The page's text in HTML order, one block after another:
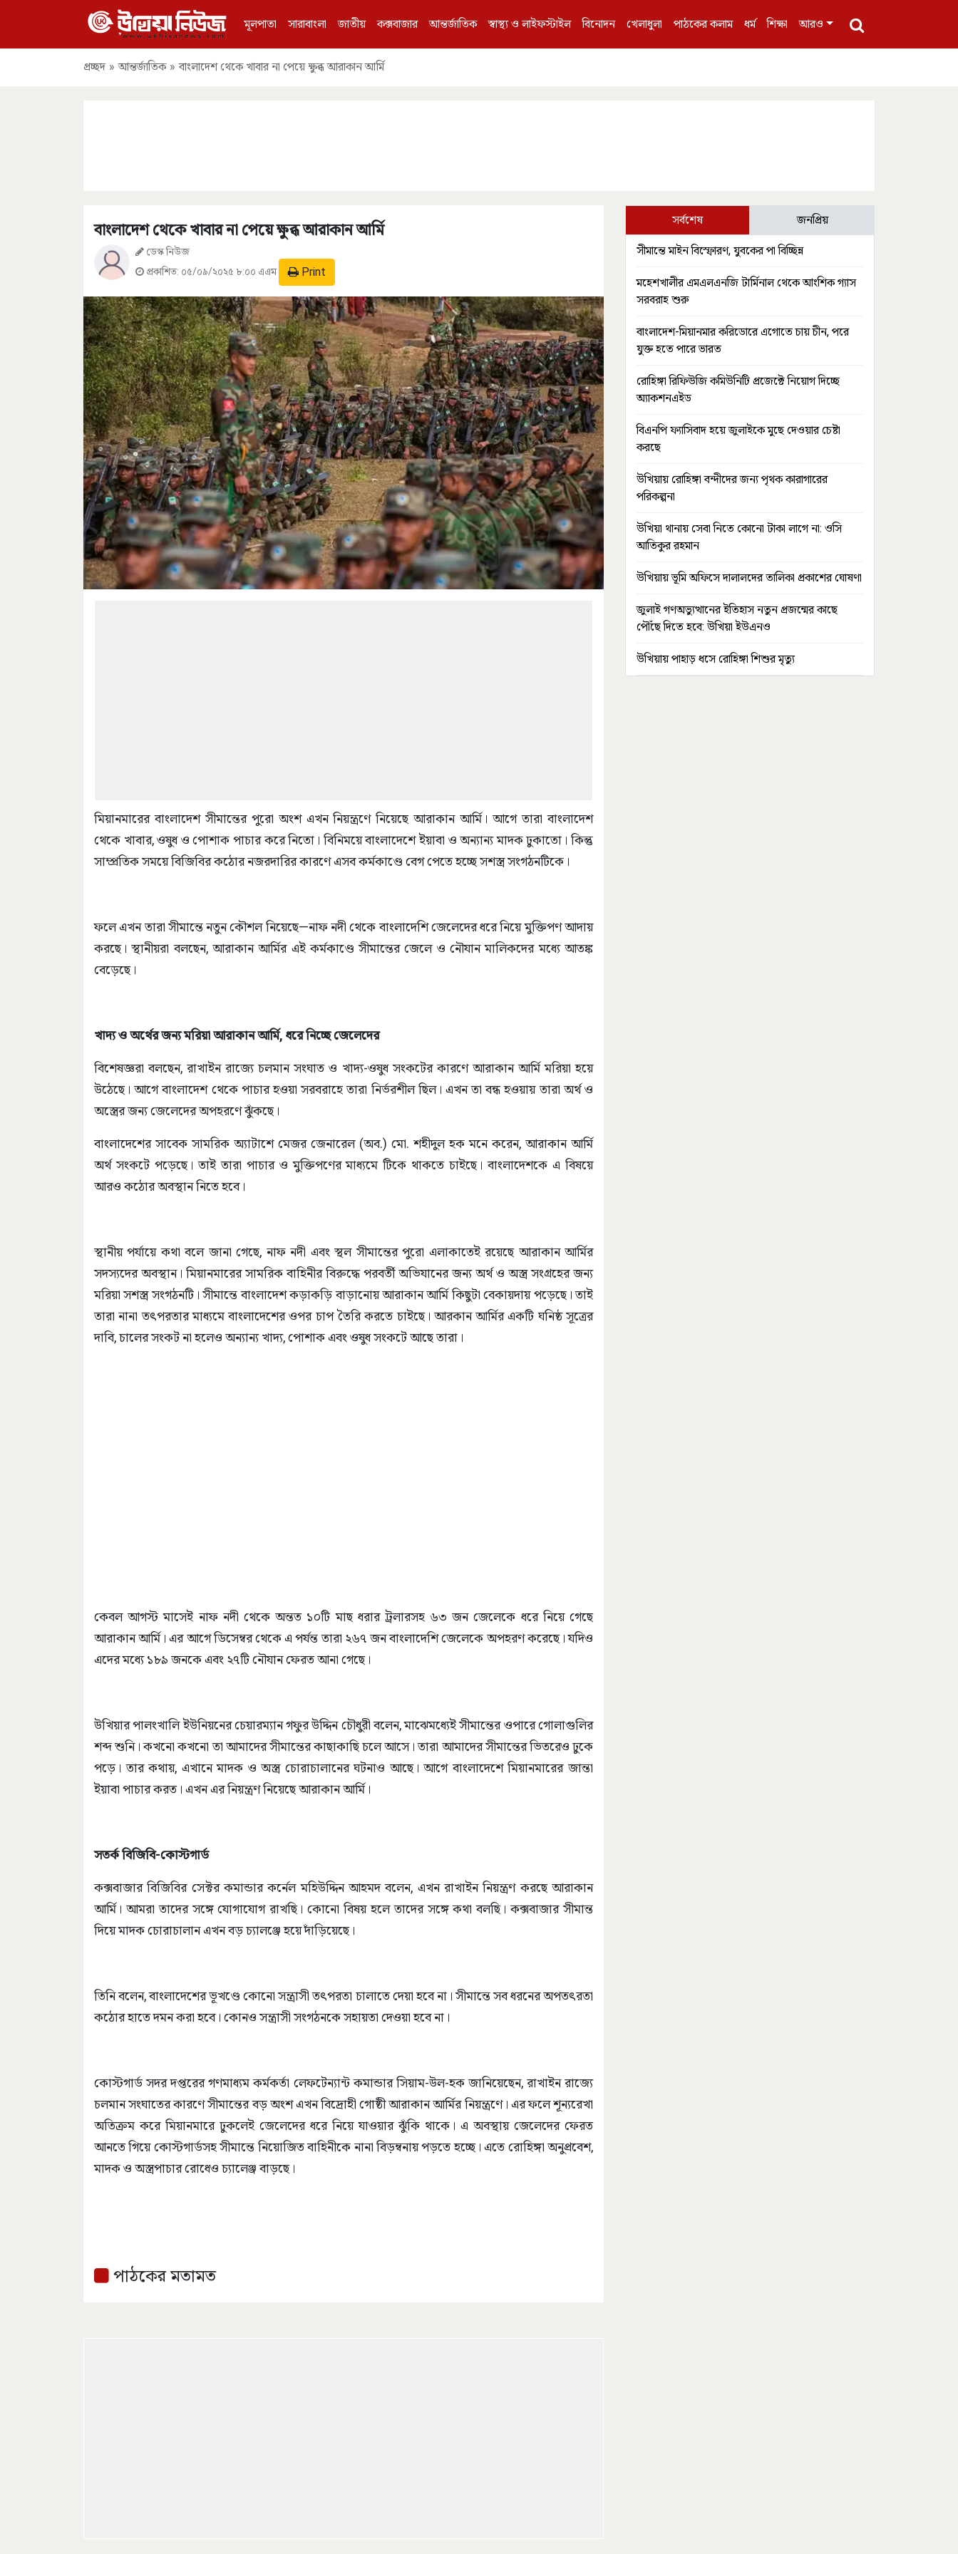
মূলপাতা সারাবাংলা জাতীয় কক্সবাজার আন্তর্জাতিক স্বাস্থ্য ও লাইফস্টাইল বিনোদন খেলাধুলা পাঠকের কলাম ধর্ম শিক্ষা আরও
প্রচ্ছদ » আন্তর্জাতিক » বাংলাদেশ থেকে খাবার না পেয়ে ক্ষুব্ধ আরাকান আর্মি
বাংলাদেশ থেকে খাবার না পেয়ে ক্ষুব্ধ আরাকান আর্মি
ডেস্ক নিউজ
প্রকাশিত: ০৫/০৯/২০২৫ ৮:০০ এএম Print
মিয়ানমারের বাংলাদেশ সীমান্তের পুরো অংশ এখন নিয়ন্ত্রণে নিয়েছে আরাকান আর্মি। আগে তারা বাংলাদেশ
থেকে খাবার, ওষুধ ও পোশাক পাচার করে নিতো। বিনিময়ে বাংলাদেশে ইয়াবা ও অন্যান্য মাদক ঢুকাতো। কিন্তু
সাম্প্রতিক সময়ে বিজিবির কঠোর নজরদারির কারণে এসব কর্মকাণ্ডে বেগ পেতে হচ্ছে সশস্ত্র সংগঠনটিকে।
ফলে এখন তারা সীমান্তে নতুন কৌশল নিয়েছে—নাফ নদী থেকে বাংলাদেশি জেলেদের ধরে নিয়ে মুক্তিপণ আদায়
করছে। স্থানীয়রা বলছেন, আরাকান আর্মির এই কর্মকাণ্ডে সীমান্তের জেলে ও নৌযান মালিকদের মধ্যে আতঙ্ক
বেড়েছে।
খাদ্য ও অর্থের জন্য মরিয়া আরাকান আর্মি, ধরে নিচ্ছে জেলেদের
বিশেষজ্ঞরা বলছেন, রাখাইন রাজ্যে চলমান সংঘাত ও খাদ্য-ওষুধ সংকটের কারণে আরাকান আর্মি মরিয়া হয়ে
উঠেছে। আগে বাংলাদেশ থেকে পাচার হওয়া সরবরাহে তারা নির্ভরশীল ছিল। এখন তা বন্ধ হওয়ায় তারা অর্থ ও
অস্ত্রের জন্য জেলেদের অপহরণে ঝুঁকছে।
বাংলাদেশের সাবেক সামরিক অ্যাটাশে মেজর জেনারেল (অব.) মো. শহীদুল হক মনে করেন, আরাকান আর্মি
অর্থ সংকটে পড়েছে। তাই তারা পাচার ও মুক্তিপণের মাধ্যমে টিকে থাকতে চাইছে। বাংলাদেশকে এ বিষয়ে
আরও কঠোর অবস্থান নিতে হবে।
স্থানীয় পর্যায়ে কথা বলে জানা গেছে, নাফ নদী এবং স্থল সীমান্তের পুরো এলাকাতেই রয়েছে আরাকান আর্মির
সদস্যদের অবস্থান। মিয়ানমারের সামরিক বাহিনীর বিরুদ্ধে পরবর্তী অভিযানের জন্য অর্থ ও অস্ত্র সংগ্রহের জন্য
মরিয়া সশস্ত্র সংগঠনটি। সীমান্তে বাংলাদেশ কড়াকড়ি বাড়ানোয় আরাকান আর্মি কিছুটা বেকায়দায় পড়েছে। তাই
তারা নানা তৎপরতার মাধ্যমে বাংলাদেশের ওপর চাপ তৈরি করতে চাইছে। আরকান আর্মির একটি ঘনিষ্ঠ সূত্রের
দাবি, চালের সংকট না হলেও অন্যান্য খাদ্য, পোশাক এবং ওষুধ সংকটে আছে তারা।
কেবল আগস্ট মাসেই নাফ নদী থেকে অন্তত ১০টি মাছ ধরার ট্রলারসহ ৬৩ জন জেলেকে ধরে নিয়ে গেছে
আরাকান আর্মি। এর আগে ডিসেম্বর থেকে এ পর্যন্ত তারা ২৬৭ জন বাংলাদেশি জেলেকে অপহরণ করেছে। যদিও
এদের মধ্যে ১৮৯ জনকে এবং ২৭টি নৌযান ফেরত আনা গেছে।
উখিয়ার পালংখালি ইউনিয়নের চেয়ারম্যান গফুর উদ্দিন চৌধুরী বলেন, মাঝেমধ্যেই সীমান্তের ওপারে গোলাগুলির
শব্দ শুনি। কখনো কখনো তা আমাদের সীমান্তের কাছাকাছি চলে আসে। তারা আমাদের সীমান্তের ভিতরেও ঢুকে
পড়ে। তার কথায়, এখানে মাদক ও অস্ত্র চোরাচালানের ঘটনাও আছে। আগে বাংলাদেশে মিয়ানমারের জান্তা
ইয়াবা পাচার করত। এখন এর নিয়ন্ত্রণ নিয়েছে আরাকান আর্মি।
সতর্ক বিজিবি-কোস্টগার্ড
কক্সবাজার বিজিবির সেক্টর কমান্ডার কর্নেল মহিউদ্দিন আহমদ বলেন, এখন রাখাইন নিয়ন্ত্রণ করছে আরাকান
আর্মি। আমরা তাদের সঙ্গে যোগাযোগ রাখছি। কোনো বিষয় হলে তাদের সঙ্গে কথা বলছি। কক্সবাজার সীমান্ত
দিয়ে মাদক চোরাচালান এখন বড় চ্যালঞ্জে হয়ে দাঁড়িয়েছে।
তিনি বলেন, বাংলাদেশের ভূখণ্ডে কোনো সন্ত্রাসী তৎপরতা চালাতে দেয়া হবে না। সীমান্তে সব ধরনের অপতৎরতা
কঠোর হাতে দমন করা হবে। কোনও সন্ত্রাসী সংগঠনকে সহায়তা দেওয়া হবে না।
কোস্টগার্ড সদর দপ্তরের গণমাধ্যম কর্মকর্তা লেফটেন্যান্ট কমান্ডার সিয়াম-উল-হক জানিয়েছেন, রাখাইন রাজ্যে
চলমান সংঘাতের কারণে সীমান্তের বড় অংশ এখন বিদ্রোহী গোষ্ঠী আরাকান আর্মির নিয়ন্ত্রণে। এর ফলে শূন্যরেখা
অতিক্রম করে মিয়ানমারে ঢুকলেই জেলেদের ধরে নিয়ে যাওয়ার ঝুঁকি থাকে। এ অবস্থায় জেলেদের ফেরত
আনতে গিয়ে কোস্টগার্ডসহ সীমান্তে নিয়োজিত বাহিনীকে নানা বিড়ম্বনায় পড়তে হচ্ছে। এতে রোহিঙ্গা অনুপ্রবেশ,
মাদক ও অস্ত্রপাচার রোধেও চ্যালেঞ্জ বাড়ছে।
পাঠকের মতামত
সর্বশেষ জনপ্রিয়
সীমান্তে মাইন বিস্ফোরণ, যুবকের পা বিচ্ছিন্ন
মহেশখালীর এমএলএনজি টার্মিনাল থেকে আংশিক গ্যাস
সরবরাহ শুরু
বাংলাদেশ-মিয়ানমার করিডোরে এগোতে চায় চীন, পরে
যুক্ত হতে পারে ভারত
রোহিঙ্গা রিফিউজি কমিউনিটি প্রজেক্টে নিয়োগ দিচ্ছে
অ্যাকশনএইড
বিএনপি ফ্যাসিবাদ হয়ে জুলাইকে মুছে দেওয়ার চেষ্টা
করছে
উখিয়ায় রোহিঙ্গা বন্দীদের জন্য পৃথক কারাগারের
পরিকল্পনা
উখিয়া থানায় সেবা নিতে কোনো টাকা লাগে না: ওসি
আতিকুর রহমান
উখিয়ায় ভূমি অফিসে দালালদের তালিকা প্রকাশের ঘোষণা
জুলাই গণঅভ্যুত্থানের ইতিহাস নতুন প্রজন্মের কাছে
পৌঁছে দিতে হবে: উখিয়া ইউএনও
উখিয়ায় পাহাড় ধসে রোহিঙ্গা শিশুর মৃত্যু